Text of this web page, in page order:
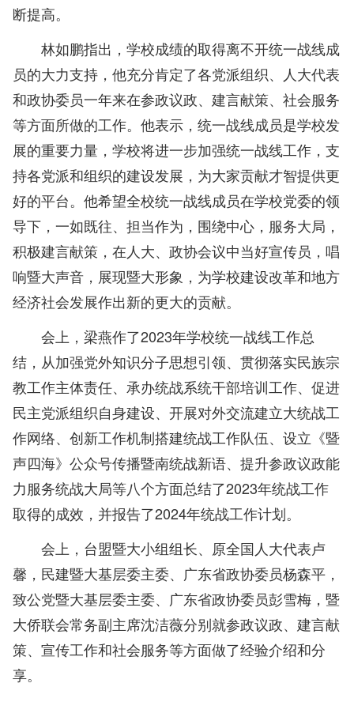
断提高。
林如鹏指出，学校成绩的取得离不开统一战线成
员的大力支持，他充分肯定了各党派组织、人大代表
和政协委员一年来在参政议政、建言献策、社会服务
等方面所做的工作。他表示，统一战线成员是学校发
展的重要力量，学校将进一步加强统一战线工作，支
持各党派和组织的建设发展，为大家贡献才智提供更
好的平台。他希望全校统一战线成员在学校党委的领
导下，一如既往、担当作为，围绕中心，服务大局，
积极建言献策，在人大、政协会议中当好宣传员，唱
响暨大声音，展现暨大形象，为学校建设改革和地方
经济社会发展作出新的更大的贡献。
会上，梁燕作了2023年学校统一战线工作总
结，从加强党外知识分子思想引领、贯彻落实民族宗
教工作主体责任、承办统战系统干部培训工作、促进
民主党派组织自身建设、开展对外交流建立大统战工
作网络、创新工作机制搭建统战工作队伍、设立《暨
声四海》公众号传播暨南统战新语、提升参政议政能
力服务统战大局等八个方面总结了2023年统战工作
取得的成效，并报告了2024年统战工作计划。
会上，台盟暨大小组组长、原全国人大代表卢
馨，民建暨大基层委主委、广东省政协委员杨森平，
致公党暨大基层委主委、广东省政协委员彭雪梅，暨
大侨联会常务副主席沈洁薇分别就参政议政、建言献
策、宣传工作和社会服务等方面做了经验介绍和分
享。